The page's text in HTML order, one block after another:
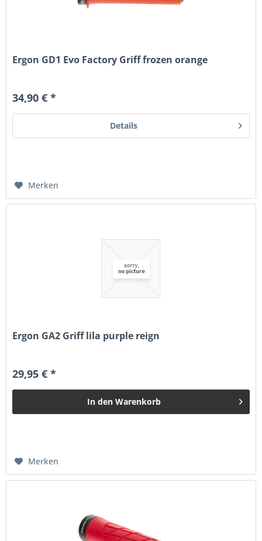
Ergon GD1 Evo Factory Griff frozen orange
34,90 € *
Details
Merken
Ergon GA2 Griff lila purple reign
29,95 € *
In den Warenkorb
Merken